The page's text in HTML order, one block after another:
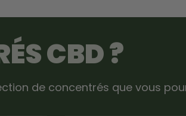
CBD ?
de concentrés que vous